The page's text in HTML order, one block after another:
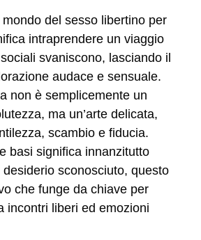
del sesso libertino per
intraprendere un viaggio
svaniscono, lasciando il
audace e sensuale.
non è semplicemente un
ma un’arte delicata,
scambio e fiducia.
basi significa innanzitutto
sconosciuto, questo
che funge da chiave per
incontri liberi ed emozioni